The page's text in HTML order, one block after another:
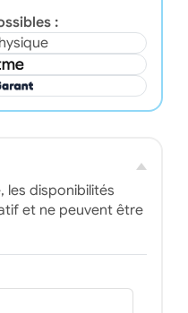
:
les disponibilités
et ne peuvent être